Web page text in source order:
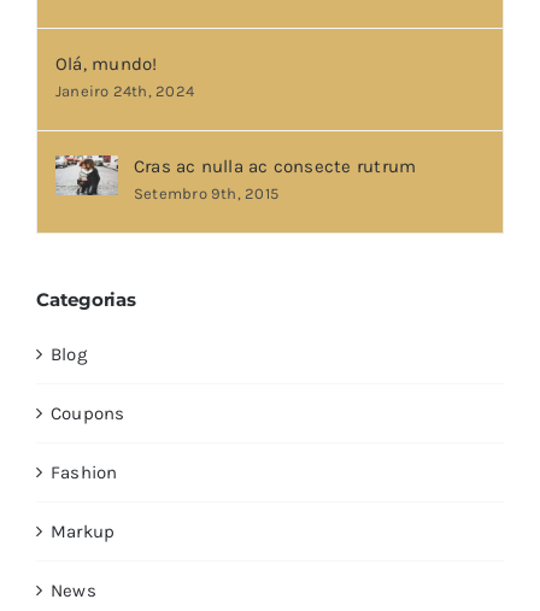
Olá, mundo!
Janeiro 24th, 2024
Cras ac nulla ac consecte rutrum
Setembro 9th, 2015
Categorias
Blog
Coupons
Fashion
Markup
News